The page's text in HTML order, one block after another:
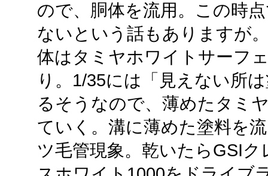
ので、胴体を流用。この時
ないという話もありますが
体はタミヤホワイトサーフ
り。1/35には「見えない所
るそうなので、薄めたタミ
ていく。溝に薄めた塗料を
ツ毛管現象。乾いたらGSI